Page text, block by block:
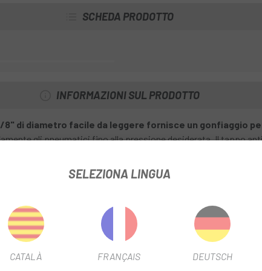
SCHEDA PRODOTTO
INFORMAZIONI SUL PRODOTTO
8" di diametro facile da leggere fornisce un gonfiaggio
gli pneumatici fino alla pressione desiderata. Il tappo
tenuta ermetica.
SELEZIONA LINGUA
CATALÀ FRANÇAIS DEUTSCH